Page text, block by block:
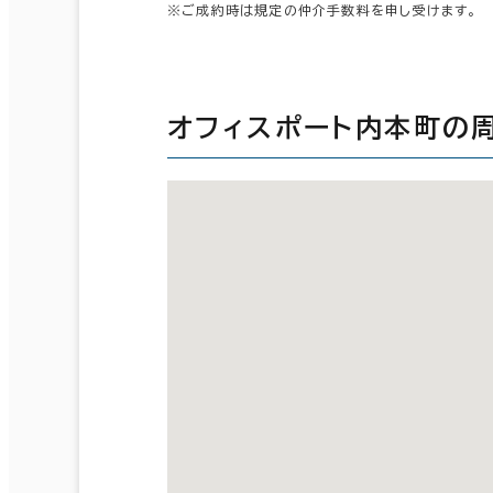
※ご成約時は規定の仲介手数料を申し受けます。
オフィスポート内本町の